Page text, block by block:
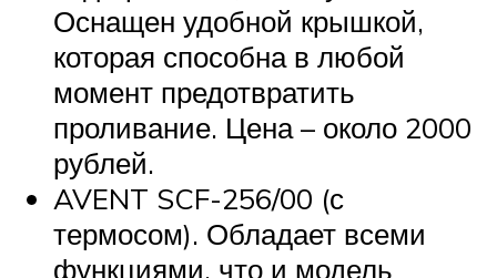
Оснащен удобной крышкой,
которая способна в любой
момент предотвратить
проливание. Цена – около 2000
рублей.
AVENT SCF-256/00 (с
термосом). Обладает всеми
функциями, что и модель